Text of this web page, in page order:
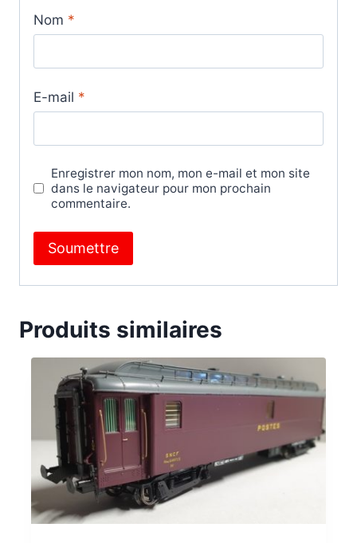
Nom *
E-mail *
Enregistrer mon nom, mon e-mail et mon site
dans le navigateur pour mon prochain
commentaire.
Produits similaires